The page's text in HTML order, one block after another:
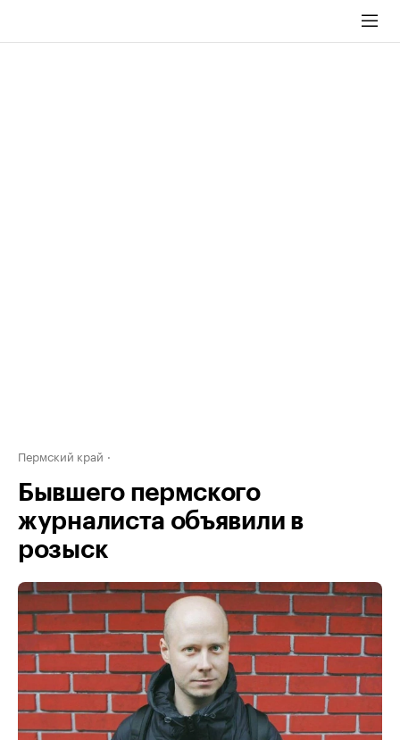
Пермский край
Бывшего пермского
журналиста объявили в
розыск